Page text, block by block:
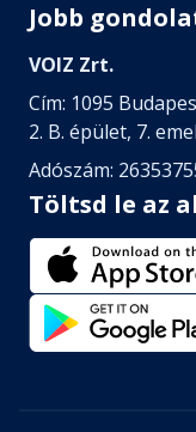
Jobb
VOIZ Zrt.
Cím: 1095
2. B. épület, 7.
Adószám:
Töltsd le az